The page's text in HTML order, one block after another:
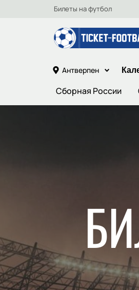
Билеты на футбол
Антверпен
Сборная России